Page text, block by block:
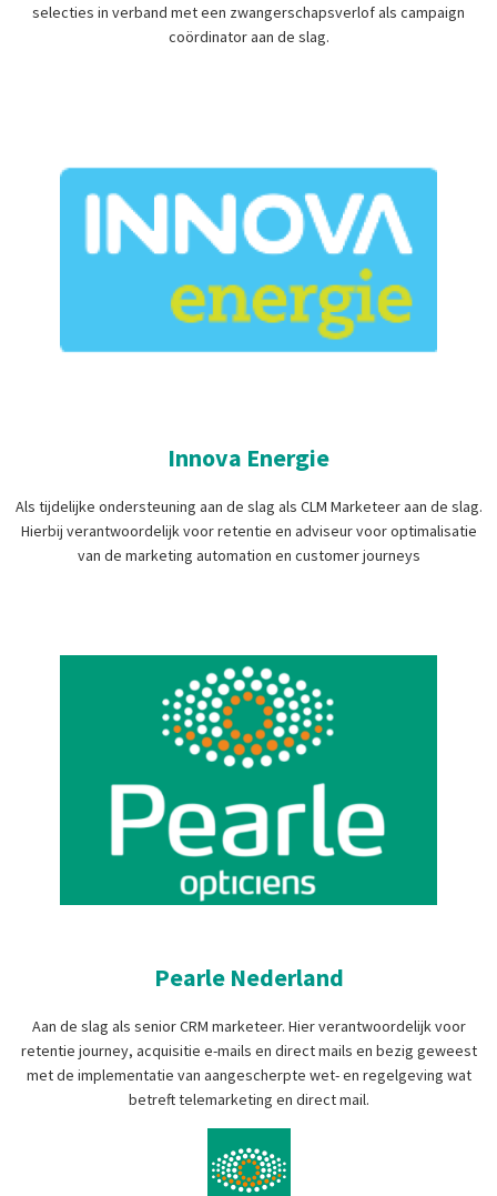
selecties in verband met een zwangerschapsverlof als campaign
coördinator aan de slag.
Innova Energie
Als tijdelijke ondersteuning aan de slag als CLM Marketeer aan de slag.
Hierbij verantwoordelijk voor retentie en adviseur voor optimalisatie
van de marketing automation en customer journeys
Pearle Nederland
Aan de slag als senior CRM marketeer. Hier verantwoordelijk voor
retentie journey, acquisitie e-mails en direct mails en bezig geweest
met de implementatie van aangescherpte wet- en regelgeving wat
betreft telemarketing en direct mail.